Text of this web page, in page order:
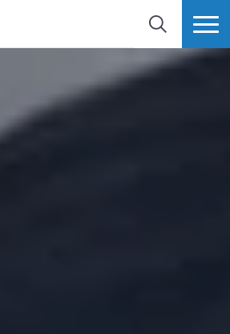
検索 MORE